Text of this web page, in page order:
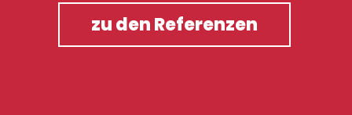
zu den Referenzen